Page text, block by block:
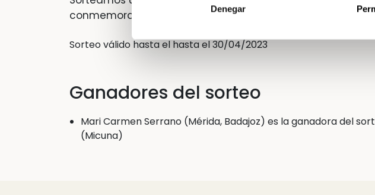
Denegar
conmemoración por el 50 aniversario de Micuna ¡Participa
Sorteo válido hasta el hasta el 30/04/2023
Ganadores del sorteo
Mari Carmen Serrano (Mérida, Badajoz) es la ganadora del
(Micuna)